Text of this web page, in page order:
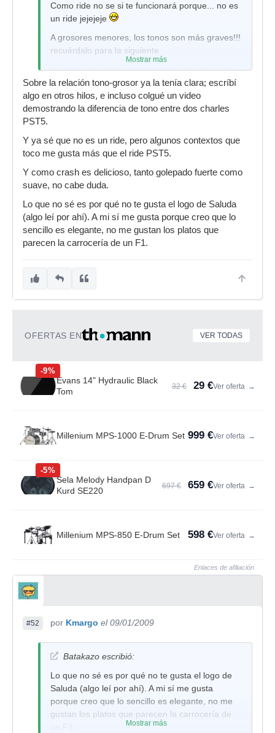
Como ride no se si te funcionará porque... no es
un ride jejejeje
A grosores menores, los tonos son más graves!!!
recuérdalo para la siguiente
Yo no los considero gama media-alta, sino una
gama altísima con todas las letras. Son platos a
medida y hechos en el mejor material, a mano.
No os equivoquéis por el precio, que parece que
Me alegro de que estés contento con el plato!
a disfrutarlo!!! pero te recomiendo más que lo
uses como crash
Mostrar más
Sobre la relación tono-grosor ya la tenía clara; escríbí
algo en otros hilos, e incluso colgué un video
demostrando la diferencia de tono entre dos charles
PST5.
Y ya sé que no es un ride, pero algunos contextos que
toco me gusta más que el ride PST5.
Y como crash es delicioso, tanto golepado fuerte como
suave, no cabe duda.
Lo que no sé es por qué no te gusta el logo de Saluda
(algo leí por ahí). A mi sí me gusta porque creo que lo
sencillo es elegante, no me gustan los platos que
parecen la carrocería de un F1.
OFERTAS EN VER TODAS
-9%
Evans 14" Hydraulic Black
Tom
32 € 29 €Ver oferta →
Millenium MPS-1000 E-Drum Set 999 €Ver oferta →
-5%
Sela Melody Handpan D
Kurd SE220
697 € 659 €Ver oferta →
Millenium MPS-850 E-Drum Set 598 €Ver oferta →
Enlaces de afiliación
#52 por Kmargo el 09/01/2009
Batakazo escribió:
Lo que no sé es por qué no te gusta el logo de
Saluda (algo leí por ahí). A mi sí me gusta
porque creo que lo sencillo es elegante, no me
gustan los platos que parecen la carrocería de
Mostrar más